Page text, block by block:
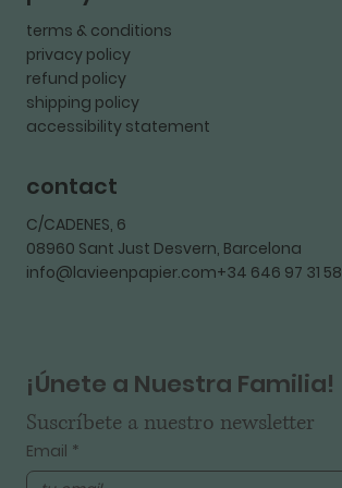
terms & conditions
privacy policy
refund policy
shipping policy
accessibility statement
contact
C/CADENES, 6
08960 Sant Just Desvern, Barcelona
info@lavieenpapier.com+34 646 97 31 58
¡Únete a Nuestra Familia!
Suscríbete a nuestro newsletter
Email *